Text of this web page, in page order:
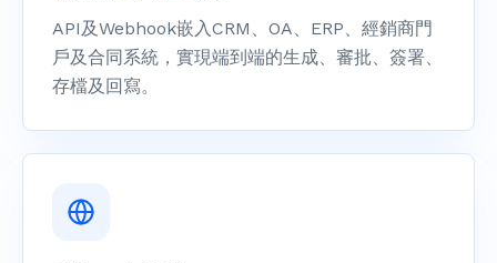
API及Webhook嵌入CRM、OA、ERP、經銷商門
戶及合同系統，實現端到端的生成、審批、簽署、
存檔及回寫。